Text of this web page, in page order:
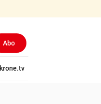
Abo
krone.tv